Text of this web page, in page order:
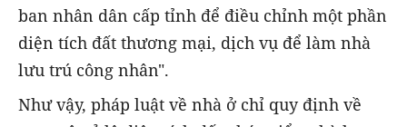
ban nhân dân cấp tỉnh để điều chỉnh một phần
diện tích đất thương mại, dịch vụ để làm nhà
lưu trú công nhân".
Như vậy, pháp luật về nhà ở chỉ quy định về